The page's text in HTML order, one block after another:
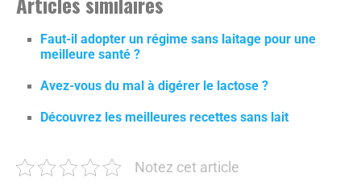
Faut-il adopter un régime sans laitage pour une
meilleure santé ?
Avez-vous du mal à digérer le lactose ?
Découvrez les meilleures recettes sans lait
Notez cet article